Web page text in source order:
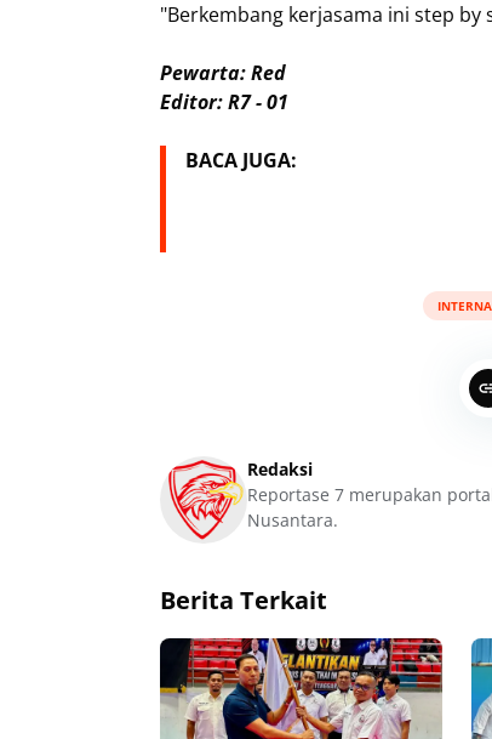
"Berkembang kerjasama ini step by
Pewarta: Red
Editor: R7 - 01
BACA JUGA:
Redaksi
Reportase 7 merupakan
Nusantara.
Berita Terkait